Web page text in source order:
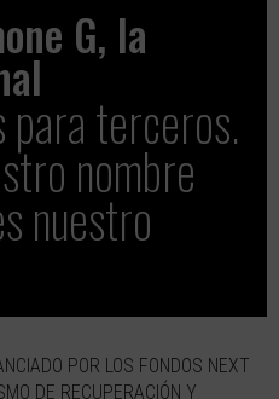
G, la
terceros.
nombre
nuestro
POR LOS FONDOS NEXT
DE RECUPERACIÓN Y